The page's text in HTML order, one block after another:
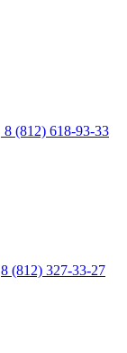
8 (812) 618-93-33
8 (812) 327-33-27